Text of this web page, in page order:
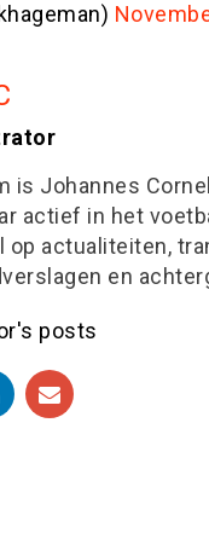
is Johannes
actief in het
op actualiteiten,
en
posts